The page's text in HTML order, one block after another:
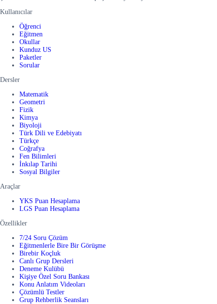
Kullanıcılar
Öğrenci
Eğitmen
Okullar
Kunduz US
Paketler
Sorular
Dersler
Matematik
Geometri
Fizik
Kimya
Biyoloji
Türk Dili ve Edebiyatı
Türkçe
Coğrafya
Fen Bilimleri
İnkılap Tarihi
Sosyal Bilgiler
Araçlar
YKS Puan Hesaplama
LGS Puan Hesaplama
Özellikler
7/24 Soru Çözüm
Eğitmenlerle Bire Bir Görüşme
Birebir Koçluk
Canlı Grup Dersleri
Deneme Kulübü
Kişiye Özel Soru Bankası
Konu Anlatım Videoları
Çözümlü Testler
Grup Rehberlik Seansları